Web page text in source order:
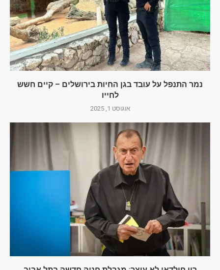
נמר התנפל על עובד בגן החיות בירושלים – קיים חשש
לחייו
אוגוסט 1, 2025